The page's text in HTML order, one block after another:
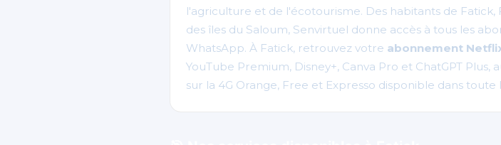
l'agriculture et de l'écotourisme. Des habitants de
des îles du Saloum, Senvirtuel donne accès à tous les
WhatsApp. À Fatick, retrouvez votre abonnement
YouTube Premium, Disney+, Canva Pro et ChatGPT
sur la 4G Orange, Free et Expresso disponible dans toute